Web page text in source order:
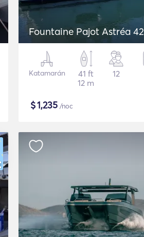
Fountaine Pajot Astréa 42
Katamarán
41 ft
12 m
12
$1,235 /noc